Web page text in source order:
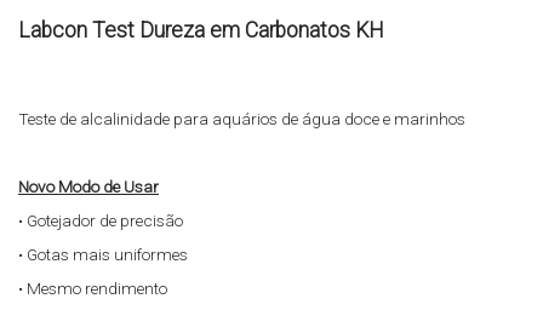
Labcon Test Dureza em Carbonatos KH
Teste de alcalinidade para aquários de água doce e marinhos
Novo Modo de Usar
• Gotejador de precisão
• Gotas mais uniformes
• Mesmo rendimento